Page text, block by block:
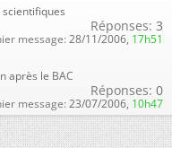
Réponses: 3
message: 28/11/2006, 17h51
après le BAC
Réponses: 0
message: 23/07/2006, 10h47